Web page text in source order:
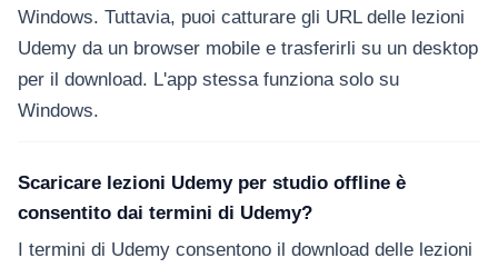
Windows. Tuttavia, puoi catturare gli URL delle lezioni
Udemy da un browser mobile e trasferirli su un desktop
per il download. L'app stessa funziona solo su
Windows.
Scaricare lezioni Udemy per studio offline è
consentito dai termini di Udemy?
I termini di Udemy consentono il download delle lezioni